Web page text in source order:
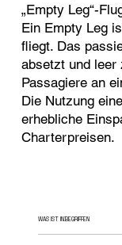
„Empty Leg“-
Ein Empty Leg
fliegt. Das
absetzt und leer
Passagiere an
Die Nutzung
erhebliche
Charterpreisen.
WAS IST INBEGRIFFEN